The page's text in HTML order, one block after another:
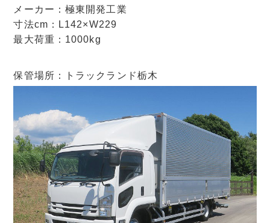
メーカー：極東開発工業
寸法cm：L142×W229
最大荷重：1000kg
保管場所：トラックランド栃木